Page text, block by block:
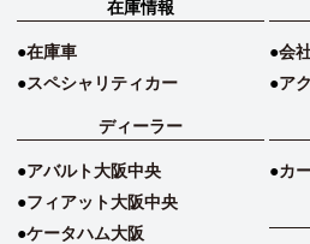
在庫情報
在庫車
スペシャリティカー
会
ア
ディーラー
アバルト大阪中央
フィアット大阪中央
ケータハム大阪
カ